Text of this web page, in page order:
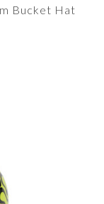
Bucket Hat